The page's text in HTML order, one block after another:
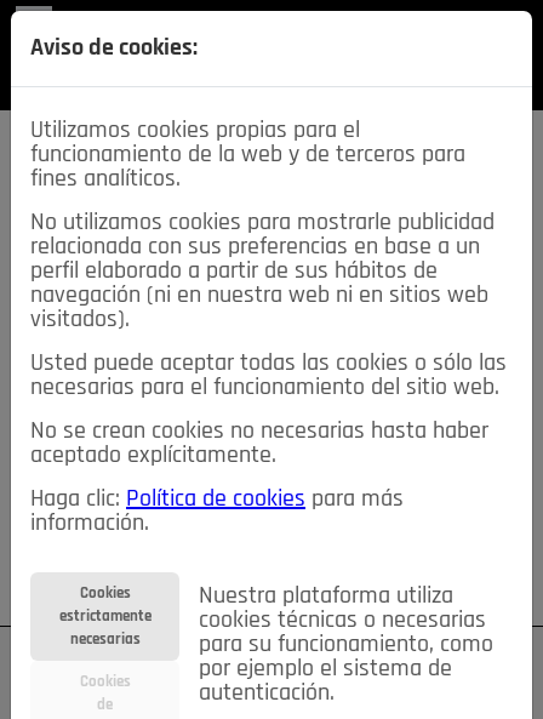
SECCIONES
descarga esta
REVISTA
≡NOTICIAS
NOTICIAS SERVICIOS DE INTERÉS
TABLÓN DE ANUNCIOS MIS ANUNCIOS CONTACTO
NOSOTROS
Su cuenta Regístrese ¿Olvidó su contraseña?
Aviso de cookies:
Utilizamos cookies propias para el
funcionamiento de la web y de terceros para
fines analíticos.
No utilizamos cookies para mostrarle publicidad
relacionada con sus preferencias en base a un
perfil elaborado a partir de sus hábitos de
navegación (ni en nuestra web ni en sitios web
visitados).
Usted puede aceptar todas las cookies o sólo las
necesarias para el funcionamiento del sitio web.
No se crean cookies no necesarias hasta haber
aceptado explícitamente.
Haga clic: Política de cookies para más
información.
Cookies
estrictamente
necesarias
Cookies
de
Nuestra plataforma utiliza
cookies técnicas o necesarias
para su funcionamiento, como
por ejemplo el sistema de
autenticación.